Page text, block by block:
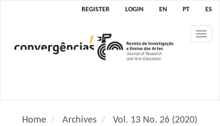
N
g
REGISTER LOGIN EN PT ES
Home Archives
Vol. 13 No. 26 (2020)